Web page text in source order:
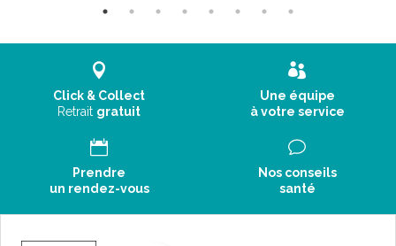
Click & Collect
Retrait gratuit
Une équipe
à votre service
Prendre
un rendez-vous
Nos conseils
santé